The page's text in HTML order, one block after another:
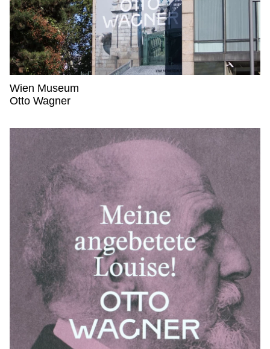
Wien Museum
Wien Museum,
Otto Wagner